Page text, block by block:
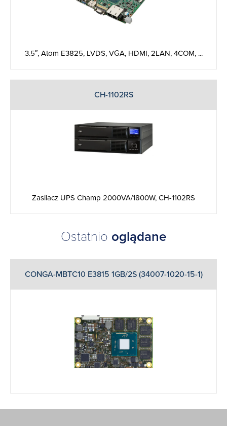
3.5″, Atom E3825, LVDS, VGA, HDMI, 2LAN, 4COM, ...
CH-1102RS
Zasilacz UPS Champ 2000VA/1800W, CH-1102RS
Ostatnio oglądane
CONGA-MBTC10 E3815 1GB/2S (34007-1020-15-1)